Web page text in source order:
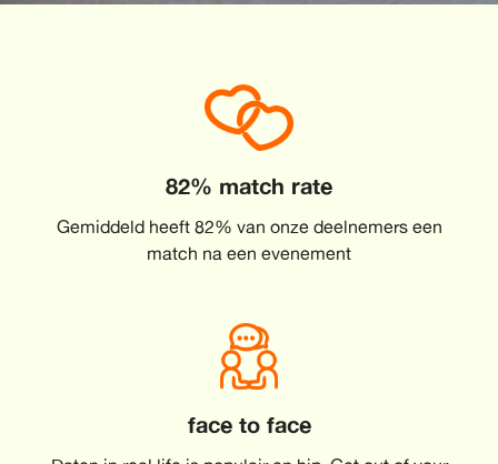
82% match rate
Gemiddeld heeft 82% van onze deelnemers een
match na een evenement
face to face